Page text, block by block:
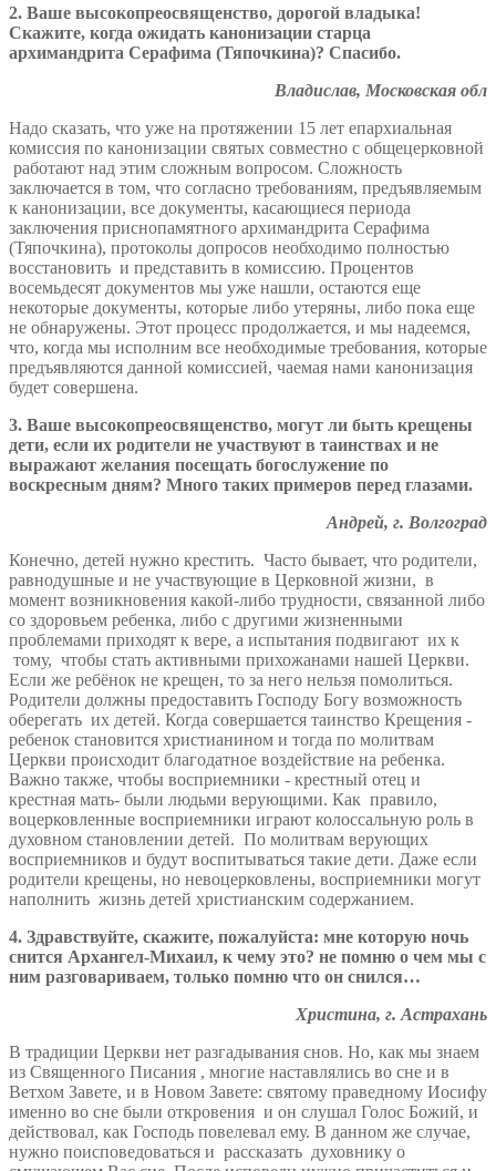
2. Ваше высокопреосвященство, дорогой владыка!
Скажите, когда ожидать канонизации старца
архимандрита Серафима (Тяпочкина)? Спасибо.
Владислав, Московская обл
Надо сказать, что уже на протяжении 15 лет епархиальная
комиссия по канонизации святых совместно с общецерковной
работают над этим сложным вопросом. Сложность
заключается в том, что согласно требованиям, предъявляемым
к канонизации, все документы, касающиеся периода
заключения приснопамятного архимандрита Серафима
(Тяпочкина), протоколы допросов необходимо полностью
восстановить и представить в комиссию. Процентов
восемьдесят документов мы уже нашли, остаются еще
некоторые документы, которые либо утеряны, либо пока еще
не обнаружены. Этот процесс продолжается, и мы надеемся,
что, когда мы исполним все необходимые требования, которые
предъявляются данной комиссией, чаемая нами канонизация
будет совершена.
3. Ваше высокопреосвященство, могут ли быть крещены
дети, если их родители не участвуют в таинствах и не
выражают желания посещать богослужение по
воскресным дням? Много таких примеров перед глазами.
Андрей, г. Волгоград
Конечно, детей нужно крестить. Часто бывает, что родители,
равнодушные и не участвующие в Церковной жизни, в
момент возникновения какой-либо трудности, связанной либо
со здоровьем ребенка, либо с другими жизненными
проблемами приходят к вере, а испытания подвигают их к
тому, чтобы стать активными прихожанами нашей Церкви.
Если же ребёнок не крещен, то за него нельзя помолиться.
Родители должны предоставить Господу Богу возможность
оберегать их детей. Когда совершается таинство Крещения -
ребенок становится христианином и тогда по молитвам
Церкви происходит благодатное воздействие на ребенка.
Важно также, чтобы восприемники - крестный отец и
крестная мать- были людьми верующими. Как правило,
воцерковленные восприемники играют колоссальную роль в
духовном становлении детей. По молитвам верующих
восприемников и будут воспитываться такие дети. Даже если
родители крещены, но невоцерковлены, восприемники могут
наполнить жизнь детей христианским содержанием.
4. Здравствуйте, скажите, пожалуйста: мне которую ночь
снится Архангел-Михаил, к чему это? не помню о чем мы с
ним разговариваем, только помню что он снился…
Христина, г. Астрахань
В традиции Церкви нет разгадывания снов. Но, как мы знаем
из Священного Писания , многие наставлялись во сне и в
Ветхом Завете, и в Новом Завете: святому праведному Иосифу
именно во сне были откровения и он слушал Голос Божий, и
действовал, как Господь повелевал ему. В данном же случае,
нужно поисповедоваться и рассказать духовнику о